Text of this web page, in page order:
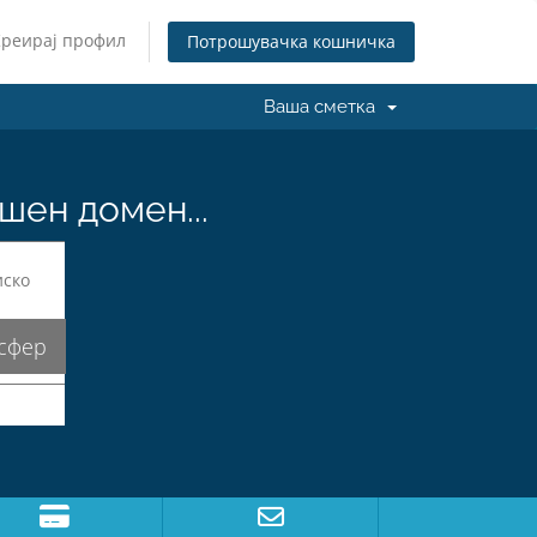
профил Потрошувачка кошничка
Ваша сметка
домен...